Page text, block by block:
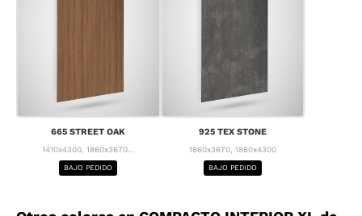
665 STREET OAK
1410x4300, 1860x3670...
BAJO PEDIDO
925 TEX STONE
1860x3670, 1860x4300
BAJO PEDIDO